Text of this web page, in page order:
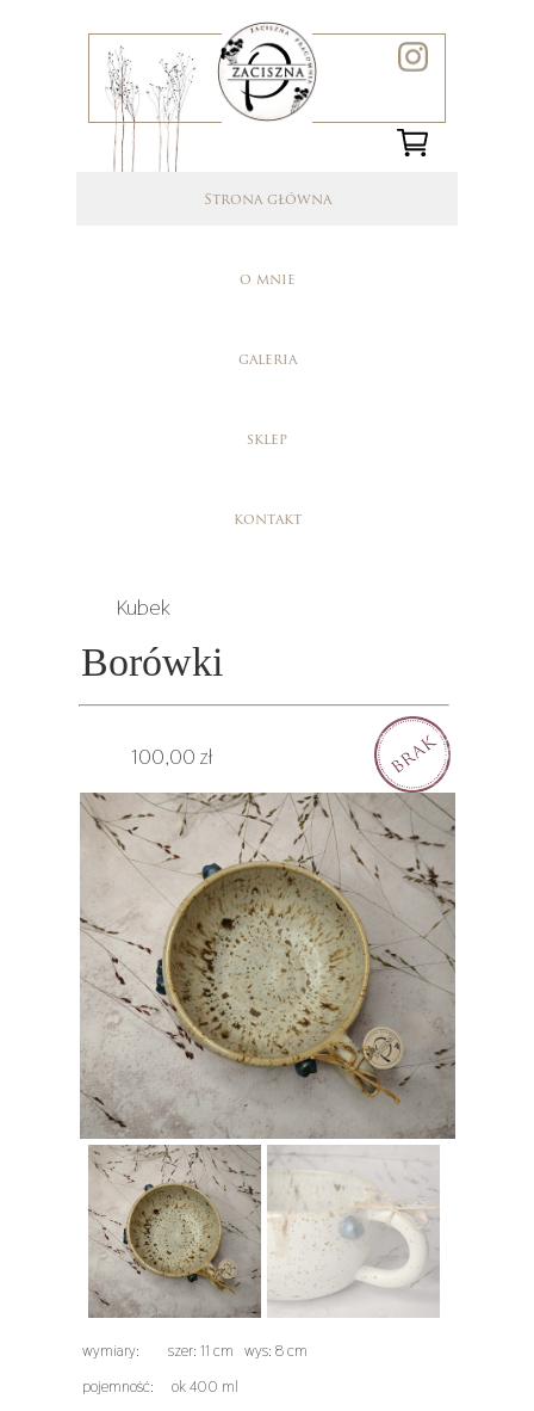
Strona główna
o mnie
galeria
sklep
kontakt
100,00 zł
wymiary:
szer: 11 cm wys: 8 cm
pojemność: ok 400 ml
Kubek
Borówki